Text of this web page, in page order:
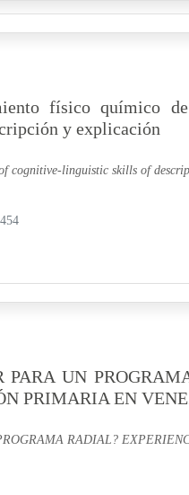
físico químico
y explicación
cognitive-linguistic skills of
PARA UN
PRIMARIA EN
RADIAL?